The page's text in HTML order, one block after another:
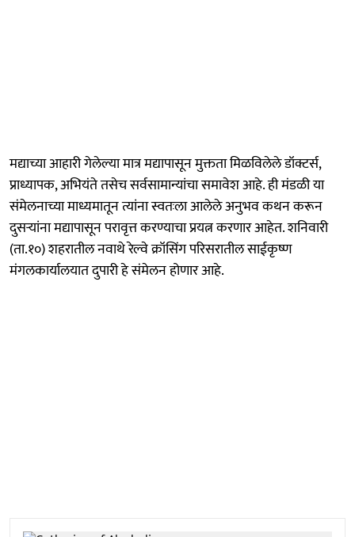
मद्याच्या आहारी गेलेल्या मात्र मद्यापासून मुक्तता मिळविलेले डॉक्टर्स,
प्राध्यापक, अभियंते तसेच सर्वसामान्यांचा समावेश आहे. ही मंडळी या
संमेलनाच्या माध्यमातून त्यांना स्वतःला आलेले अनुभव कथन करून
दुसऱ्यांना मद्यापासून परावृत्त करण्याचा प्रयत्न करणार आहेत. शनिवारी
(ता.१०) शहरातील नवाथे रेल्वे क्रॉसिंग परिसरातील साईकृष्ण
मंगलकार्यालयात दुपारी हे संमेलन होणार आहे.